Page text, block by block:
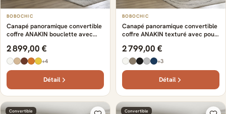
BOBOCHIC
Canapé panoramique convertible
coffre ANAKIN bouclette avec
2 899,00 €
+4
Détail
BOBOCHIC
Canapé panoramique convertible
coffre ANAKIN texturé avec pouf
2 799,00 €
+3
Détail
Convertible Convertible